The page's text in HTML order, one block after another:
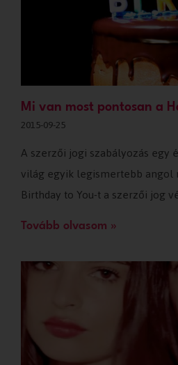
Mi van most pontosan a
2015-09-25
A szerzői jogi szabályozás egy
világ egyik legismertebb angol
Birthday to You-t a szerzői jog
Tovább olvasom »